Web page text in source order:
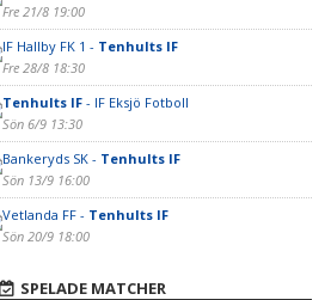
Fre 21/8 19:00
IF Hallby FK 1 - Tenhults IF
Fre 28/8 18:30
Tenhults IF- IF Eksjö Fotboll
Sön 6/9 13:30
Bankeryds SK - Tenhults IF
Sön 13/9 16:00
Vetlanda FF - Tenhults IF
Sön 20/9 18:00
SPELADE MATCHER